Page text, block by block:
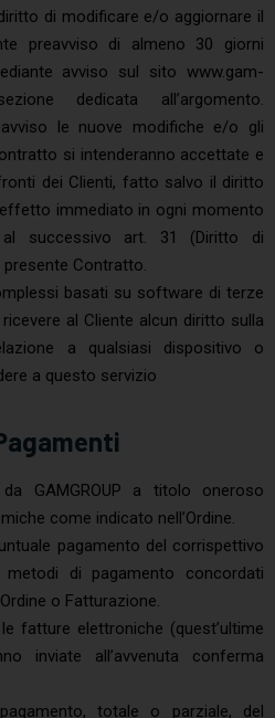
di modificare e/o aggiornare il
preavviso di almeno 30 giorni
avviso sul sito www.gam-
dedicata all’argomento.
le nuove modifiche e/o gli
si intenderanno accettate e
dei Clienti, fatto salvo il diritto
immediato in ogni momento
successivo art. 31 (Diritto di
Contratto.
basati su software di terze
al Cliente alcun diritto sulla
a qualsiasi dispositivo o
a questo servizio
GAMGROUP a titolo oneroso
come indicato nell’Ordine.
pagamento del corrispettivo
di pagamento concordati
o Fatturazione.
fatture elettroniche (quest’ultime
inviate all’avvenuta conferma
totale o parziale, del